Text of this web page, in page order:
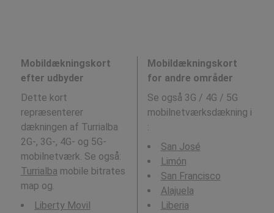
Mobildækningskort
efter udbyder
Dette kort
repræsenterer
dækningen af Turrialba
2G-, 3G-, 4G- og 5G-
mobilnetværk. Se også:
Turrialba mobile bitrates
map og.
Liberty Movil
Mobildækningskort
for andre områder
Se også 3G / 4G / 5G
mobilnetværksdækning i
:
San José
Limón
San Francisco
Alajuela
Liberia